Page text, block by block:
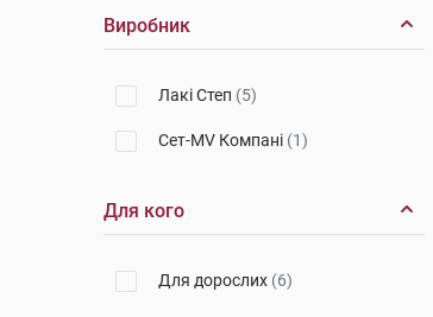
Виробник
Лакі Степ (5)
Сет-MV Компані (1)
Для кого
Для дорослих (6)